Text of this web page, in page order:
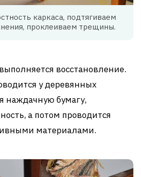
каркаса, подтягиваем
проклеиваем трещины.
восстановление.
у деревянных
наждачную бумагу,
а потом проводится
материалами.